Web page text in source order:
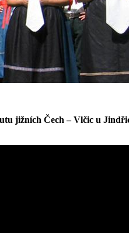
jižních Čech – Vlčic u